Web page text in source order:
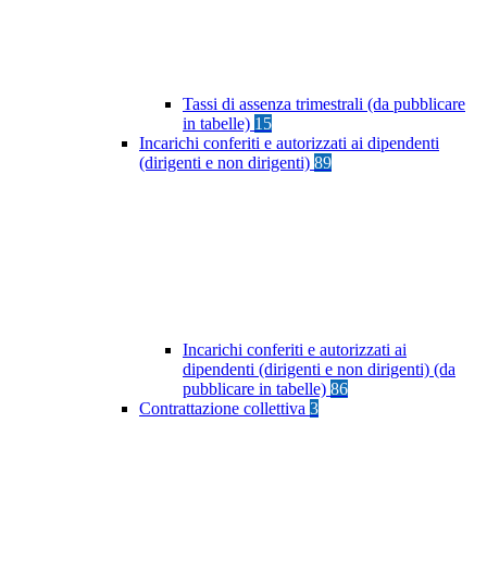
Tassi di assenza trimestrali (da pubblicare
in tabelle) 15
Incarichi conferiti e autorizzati ai dipendenti
(dirigenti e non dirigenti) 89
Incarichi conferiti e autorizzati ai
dipendenti (dirigenti e non dirigenti) (da
pubblicare in tabelle) 86
Contrattazione collettiva 3